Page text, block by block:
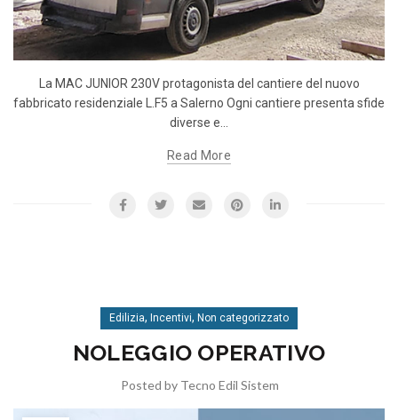
La MAC JUNIOR 230V protagonista del cantiere del nuovo
fabbricato residenziale L.F5 a Salerno Ogni cantiere presenta sfide
diverse e...
Read More
Edilizia, Incentivi, Non categorizzato
NOLEGGIO OPERATIVO
Posted by Tecno Edil Sistem